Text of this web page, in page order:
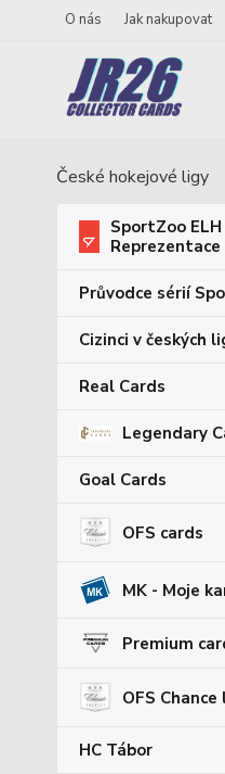
O nás Jak nakupovat
České hokejové ligy
SportZoo ELH
Reprezentace
Průvodce sérií
Cizinci v českých
Real Cards
Legendary
Goal Cards
OFS cards
MK - Moje
Premium
OFS
HC Tábor